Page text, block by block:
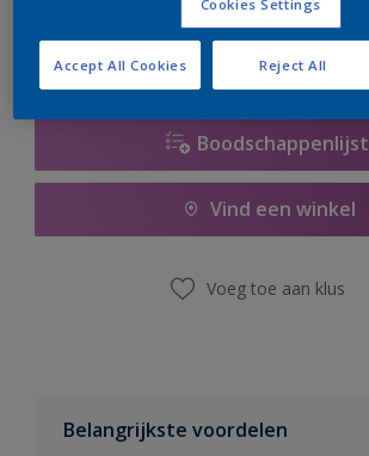
Boodschappenlijst
Vind een winkel
Voeg toe aan klus
Belangrijkste voordelen
Cookies Settings
Reject All
Accept All Cookies